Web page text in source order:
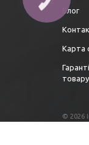
Блог
Карта
товару
© 2026